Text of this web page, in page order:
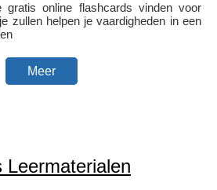
online flashcards vinden voor
zullen helpen je vaardigheden in een
Meer
Leermaterialen